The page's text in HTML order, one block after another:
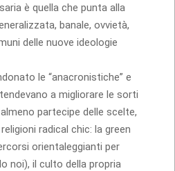
è quella che punta alla
banale, ovvietà,
delle nuove ideologie
le “anacronistiche” e
a migliorare le sorti
partecipe delle scelte,
radical chic: la green
orientaleggianti per
noi), il culto della propria